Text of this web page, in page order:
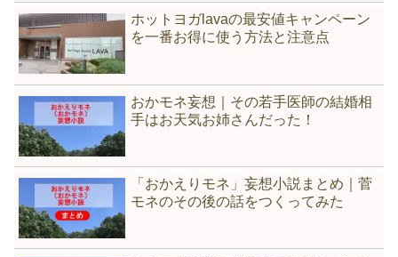
ホットヨガlavaの最安値キャンペーン
を一番お得に使う方法と注意点
おかモネ妄想｜その若手医師の結婚相
手はお天気お姉さんだった！
「おかえりモネ」妄想小説まとめ｜菅
モネのその後の話をつくってみた